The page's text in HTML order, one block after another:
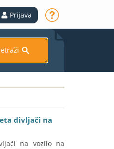
Prijava
S
divljači na
na vozilo na